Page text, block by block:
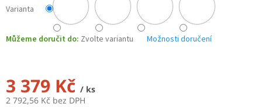
3 379 Kč / ks
2 792,56 Kč bez DPH
Varianta
Můžeme doručit do: Zvolte variantu Možnosti doručení